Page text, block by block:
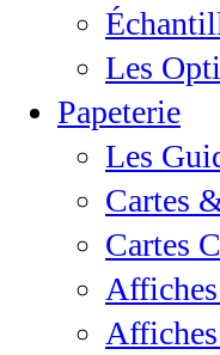
Les
Papeterie
Les
Cartes
Cartes